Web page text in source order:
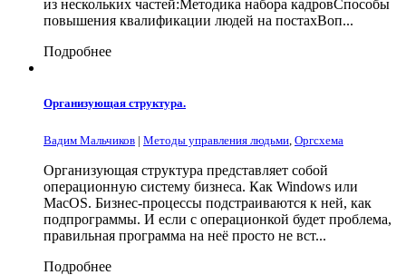
из нескольких частей:Методика набора кадровСпособы
повышения квалификации людей на постахВоп...
Подробнее
Организующая структура.
Вадим Мальчиков | Методы управления людьми Оргсхема
Организующая структура представляет собой
операционную систему бизнеса. Как Windows или
MacOS. Бизнес-процессы подстраиваются к ней, как
подпрограммы. И если с операционкой будет проблема,
правильная программа на неё просто не вст...
Подробнее